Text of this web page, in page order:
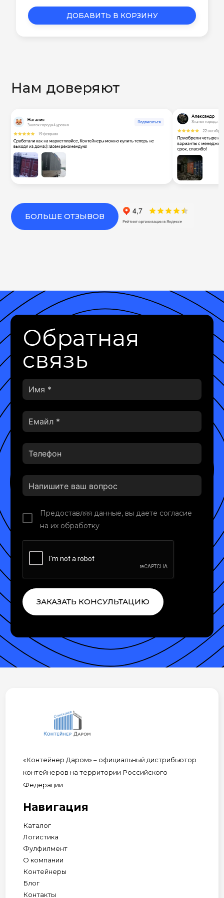
ДОБАВИТЬ В КОРЗИНУ
Нам доверяют
БОЛЬШЕ ОТЗЫВОВ
Обратная
связь
Предоставляя данные, вы даете согласие
на их обработку
ЗАКАЗАТЬ КОНСУЛЬТАЦИЮ
«Контейнер Даром» – официальный дистрибьютор
контейнеров на территории Российского
Федерации
Навигация
Каталог
Логистика
Фулфилмент
О компании
Контейнеры
Блог
Контакты